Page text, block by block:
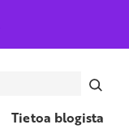
Tietoa blogista